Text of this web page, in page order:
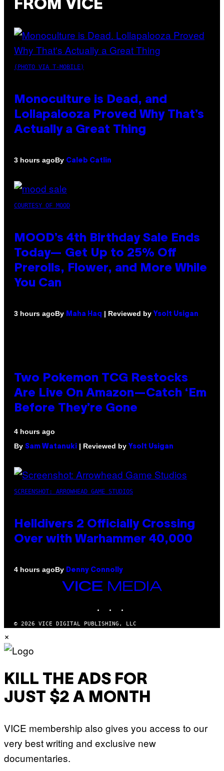
FROM VICE
(PHOTO VIA T-MOBILE)
Monoculture is Dead, and
Lollapalooza Proved Why That’s
Actually a Great Thing
3 hours agoBy Caleb Catlin
COURTESY OF MOOD
MOOD’s 4th Birthday Sale Ends
Today— Get Up to 25% Off
Prerolls, Flower, and More While
You Can
3 hours agoBy Maha Haq | Reviewed by Ysolt Usigan
Two Pokemon TCG Restocks
Are Live On Amazon—Catch ‘Em
Before They’re Gone
4 hours ago
By Sam Watanuki | Reviewed by Ysolt Usigan
SCREENSHOT: ARROWHEAD GAME STUDIOS
Helldivers 2 Officially Crossing
Over with Warhammer 40,000
4 hours agoBy Denny Connolly
VICE
MEDIA
© 2026 VICE DIGITAL PUBLISHING, LLC
×
KILL THE ADS FOR
JUST $2 A MONTH
VICE membership also gives you access to our
very best writing and exclusive new
documentaries.